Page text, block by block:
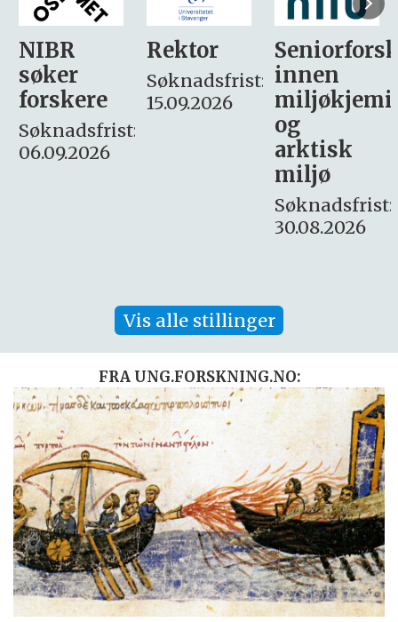
Rektor
Søknadsfrist:
15.09.2026
Seniorforsker
innen
miljøkjemi
søker
– fast
Søknadsfrist:
16. august.
Vis alle stillinger
FRA UNG.FORSKNING.NO: